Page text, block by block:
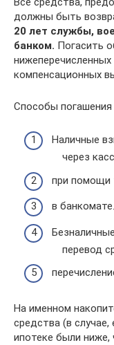
должны быть
20 лет службы,
банком. Погасить
компенсационных
Способы погашения
Наличные
через
при помощи
в банкомате.
перевод
На именном
средства (в
ипотеке были ниже,